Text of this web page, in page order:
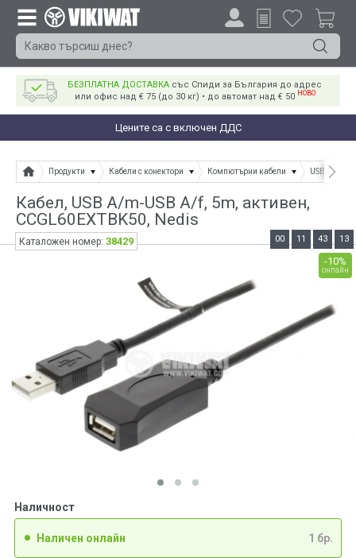
БЕЗПЛАТНА ДОСТАВКА със Спиди за България до адрес
или офис над € 75 (до 30 кг) • до автомат над € 50 НОВО
Цените са с включен ДДС
Продукти Кабели с конектори Компютърни кабели USB кабели
Кабел, USB А/m-USB А/f, 5m, активен,
CCGL60EXTBK50, Nedis
Наличност
Наличен онлайн 1 бр.
-10%
онлайн
00 11 43 13
Каталожен номер: 38429